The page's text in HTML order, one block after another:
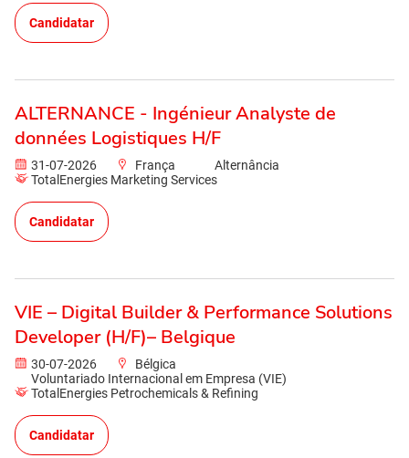
Candidatar
ALTERNANCE - Ingénieur Analyste de
données Logistiques H/F
31-07-2026 França
Alternância
TotalEnergies Marketing Services
Candidatar
VIE – Digital Builder & Performance Solutions
Developer (H/F)– Belgique
30-07-2026
Bélgica
Voluntariado Internacional em Empresa (VIE)
TotalEnergies Petrochemicals & Refining
Candidatar